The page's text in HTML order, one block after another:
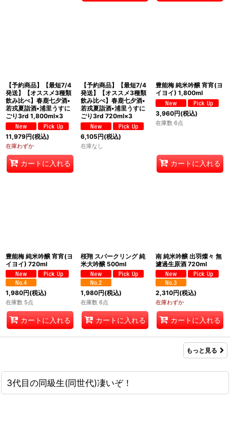
【予約商品】【最短7/4
発送】【オススメ3種類
飲み比べ】春鹿七夕酒•
若戎夏詣酒•浦里うすに
ごり3rd 1,800ml×3
11,979円(税込)
在庫わずか
カートに入れる
【予約商品】【最短7/4
発送】【オススメ3種類
飲み比べ】春鹿七夕酒•
若戎夏詣酒•浦里うすに
ごり3rd 720ml×3
6,105円(税込)
在庫なし
豊能梅 純米吟醸 宵宵(ヨ
イヨイ) 1,800ml
3,960円(税込)
在庫数 6点
カートに入れる
豊能梅 純米吟醸 宵宵(ヨ
イヨイ) 720ml
1,980円(税込)
在庫数 5点
カートに入れる
桜翔 スパークリング 純
米大吟醸 500ml
1,980円(税込)
在庫数 6点
カートに入れる
南 純米吟醸 出羽燦々 無
濾過生原酒 720ml
2,310円(税込)
在庫わずか
カートに入れる
もっと見る
3代目の同級生(同世代)凄いぞ！